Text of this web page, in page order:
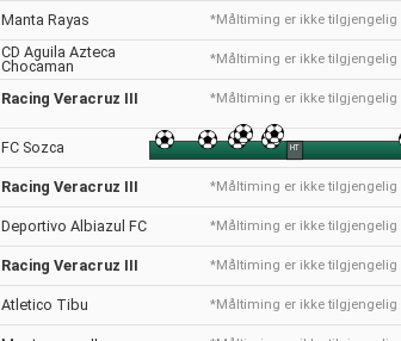
Manta Rayas *Måltiming er ikke tilgjengelig
CD Aguila Azteca
Chocaman
*Måltiming er ikke tilgjengelig
Racing Veracruz III *Måltiming er ikke tilgjengelig
FC Sozca HT
Racing Veracruz III *Måltiming er ikke tilgjengelig
Deportivo Albiazul FC *Måltiming er ikke tilgjengelig
Racing Veracruz III *Måltiming er ikke tilgjengelig
Atletico Tibu *Måltiming er ikke tilgjengelig